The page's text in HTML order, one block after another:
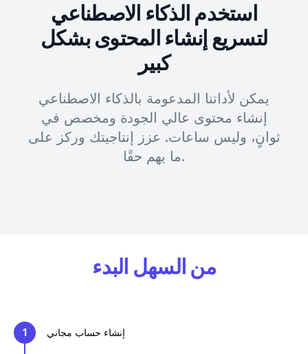
استخدم الذكاء الاصطناعي
لتسريع إنشاء المحتوى بشكل
كبير
يمكن لأداتنا المدعومة بالذكاء الاصطناعي
إنشاء محتوى عالي الجودة ومخصص في
ثوانٍ، وليس ساعات. عزز إنتاجيتك وركز على
ما يهم حقًا.
من السهل البدء
1 إنشاء حساب مجاني